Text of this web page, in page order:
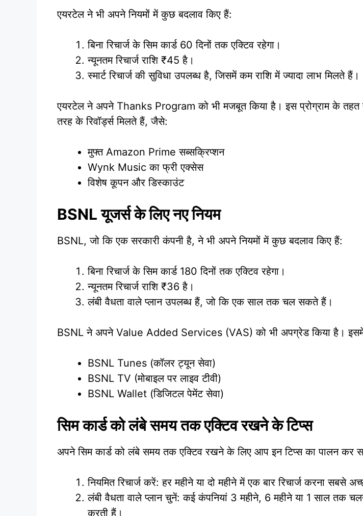
एयरटेल ने भी अपने नियमों में कुछ बदलाव किए हैं:
बिना रिचार्ज के सिम कार्ड 60 दिनों तक एक्टिव रहेगा।
न्यूनतम रिचार्ज राशि ₹45 है।
स्मार्ट रिचार्ज की सुविधा उपलब्ध है, जिसमें कम राशि में ज्यादा लाभ मिलते हैं।
एयरटेल ने अपने Thanks Program को भी मजबूत किया है। इस प्रोग्राम के तहत
तरह के रिवॉर्ड्स मिलते हैं, जैसे:
मुफ्त Amazon Prime सब्सक्रिप्शन
Wynk Music का फ्री एक्सेस
विशेष कूपन और डिस्काउंट
BSNL यूजर्स के लिए नए नियम
BSNL, जो कि एक सरकारी कंपनी है, ने भी अपने नियमों में कुछ बदलाव किए हैं:
बिना रिचार्ज के सिम कार्ड 180 दिनों तक एक्टिव रहेगा।
न्यूनतम रिचार्ज राशि ₹36 है।
लंबी वैधता वाले प्लान उपलब्ध हैं, जो कि एक साल तक चल सकते हैं।
BSNL ने अपने Value Added Services (VAS) को भी अपग्रेड किया है। इसमें
BSNL Tunes (कॉलर ट्यून सेवा)
BSNL TV (मोबाइल पर लाइव टीवी)
BSNL Wallet (डिजिटल पेमेंट सेवा)
सिम कार्ड को लंबे समय तक एक्टिव रखने के टिप्स
अपने सिम कार्ड को लंबे समय तक एक्टिव रखने के लिए आप इन टिप्स का पालन कर
नियमित रिचार्ज करें: हर महीने या दो महीने में एक बार रिचार्ज करना सबसे
लंबी वैधता वाले प्लान चुनें: कई कंपनियां 3 महीने, 6 महीने या 1 साल तक
करती हैं।